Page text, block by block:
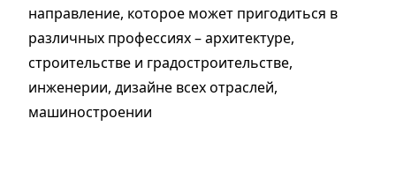
направление, которое может пригодиться в
различных профессиях – архитектуре,
строительстве и градостроительстве,
инженерии, дизайне всех отраслей,
машиностроении